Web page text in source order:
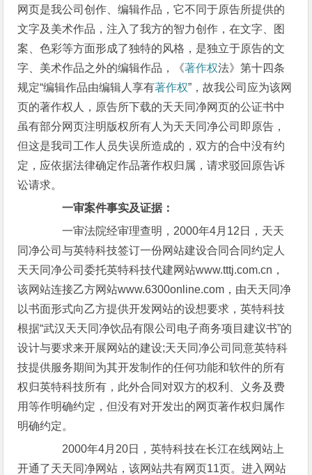
网页是我公司创作、编辑作品，它不同于原告所提供的
文字及美术作品，注入了我方的智力创作，在文字、图
案、色彩等方面形成了独特的风格，是独立于原告的文
字、美术作品之外的编辑作品，《著作权法》第十四条
规定“编辑作品由编辑人享有著作权”，故我公司应为该网
页的著作权人，原告所下载的天天同净网页的公证书中
虽有部分网页注明版权所有人为天天同净公司即原告，
但这是我司工作人员失误所造成的，双方的合中没有约
定，应依据法律确定作品著作权归属，请求驳回原告诉
讼请求。
一审案件事实及证据：
一审法院经审理查明，2000年4月12日，天天
同净公司与英特科技签订一份网站建设合同合同约定人
天天同净公司委托英特科技代建网站www.tttj.com.cn，
该网站连接乙方网站www.6300online.com，由天天同净
以书面形式向乙方提供开发网站的设想要求，英特科技
根据“武汉天天同净饮品有限公司电子商务项目建议书”的
设计与要求来开展网站的建设;天天同净公司同意英特科
技提供服务期间为其开发制作的任何功能和软件的所有
权归英特科技所有，此外合同对双方的权利、义务及费
用等作明确约定，但没有对开发出的网页著作权归属作
明确约定。
2000年4月20日，英特科技在长江在线网站上
开通了天天同净网站，该网站共有网页11页。进入网站